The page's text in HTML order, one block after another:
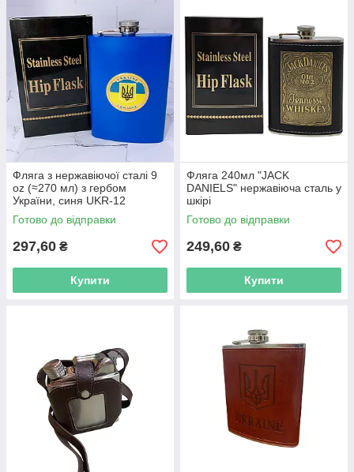
Фляга з нержавіючої сталі 9
oz (≈270 мл) з гербом
України, синя UKR-12
Готово до відправки
297,60 ₴
Купити
Фляга 240мл "JACK
DANIELS" нержавіюча сталь у
шкірі
Готово до відправки
249,60 ₴
Купити